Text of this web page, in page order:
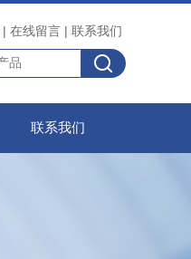
| 在线留言 | 联系我们
联系我们